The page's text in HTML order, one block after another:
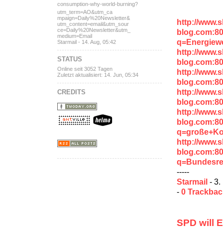
http://
http://
http://
http://
http://
http://
-----
Starmail - 3.
- 0
SPD will
consumption-why-world-burning?
utm_term=AO&utm_ca
mpaign=Daily%20Newsletter&
utm_content=email&utm_sour
ce=Daily%20Newsletter&utm_
medium=Email
Starmail - 14. Aug, 05:42
STATUS
Online seit 3052 Tagen
Zuletzt aktualisiert: 14. Jun, 05:34
CREDITS